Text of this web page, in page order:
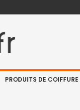
PRODUITS DE COIFFURE